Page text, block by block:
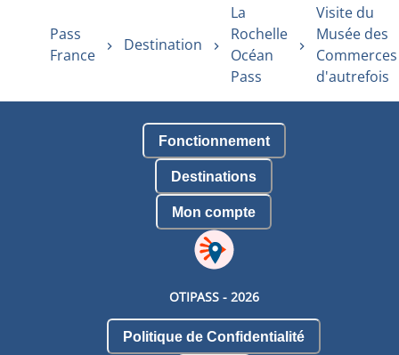
Pass
France
Destination
La
Rochelle
Océan
Pass
Visite du
Musée des
Commerces
d'autrefois
Fonctionnement
Destinations
Mon compte
OTIPASS - 2026
Politique de Confidentialité